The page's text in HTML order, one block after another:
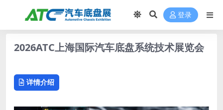
登录
2026ATC上海国际汽车底盘系统技术展览会
详情介绍